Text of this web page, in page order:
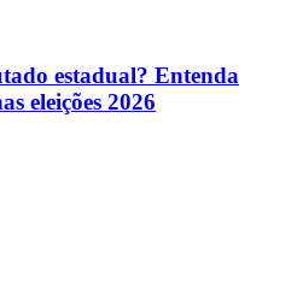
estadual? Entenda
eleições 2026